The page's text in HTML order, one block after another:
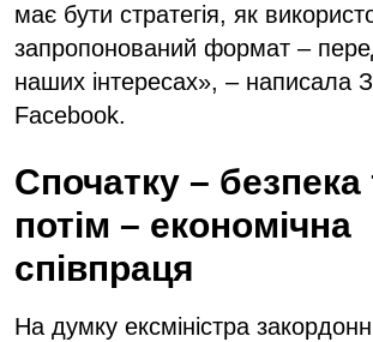
має бути стратегія, як
запропонований формат –
наших інтересах», – написала
Facebook.
Спочатку –
потім – економічна
співпраця
На думку ексміністра